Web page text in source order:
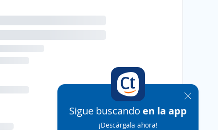
Sigue buscando en la app
¡Descárgala ahora!